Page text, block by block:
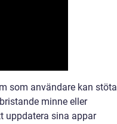
som användare kan stöta
minne eller
uppdatera sina appar